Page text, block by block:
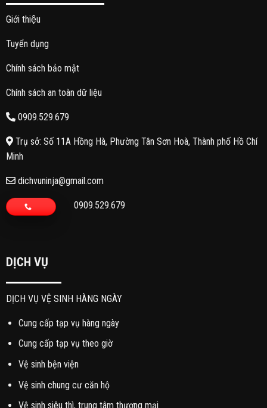
Giới thiệu
Tuyển dụng
Chính sách bảo mật
Chính sách an toàn dữ liệu
0909.529.679
Trụ sở: Số 11A Hồng Hà, Phường Tân Sơn Hoà, Thành phố Hồ Chí
Minh
dichvuninja@gmail.com
0909.529.679
DỊCH VỤ
DỊCH VỤ VỆ SINH HÀNG NGÀY
Cung cấp tạp vụ hàng ngày
Cung cấp tạp vụ theo giờ
Vệ sinh bện viện
Vệ sinh chung cư căn hộ
Vệ sinh siêu thì, trung tâm thương mại